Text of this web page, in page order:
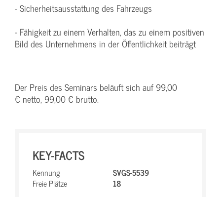
- Sicherheitsausstattung des Fahrzeugs
- Fähigkeit zu einem Verhalten, das zu einem positiven
Bild des Unternehmens in der Öffentlichkeit beiträgt
Der Preis des Seminars beläuft sich auf 99,00
€ netto, 99,00 € brutto.
KEY-FACTS
Kennung
SVGS-5539
Freie Plätze
18